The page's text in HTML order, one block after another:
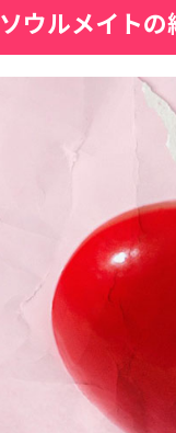
ソウルメイト